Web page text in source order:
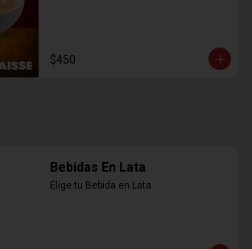
$450
Bebidas En Lata
Elige tu Bebida en Lata